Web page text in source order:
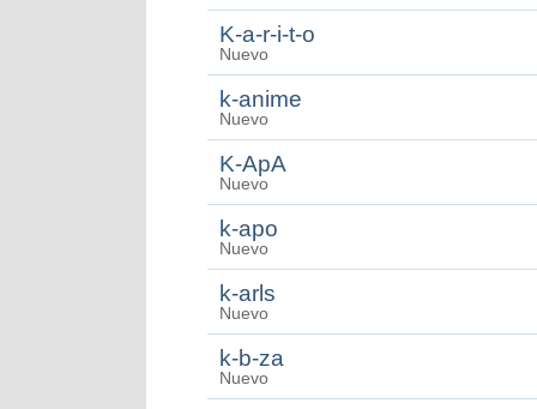
K-a-r-i-t-o
Nuevo
k-anime
Nuevo
K-ApA
Nuevo
k-apo
Nuevo
k-arls
Nuevo
k-b-za
Nuevo